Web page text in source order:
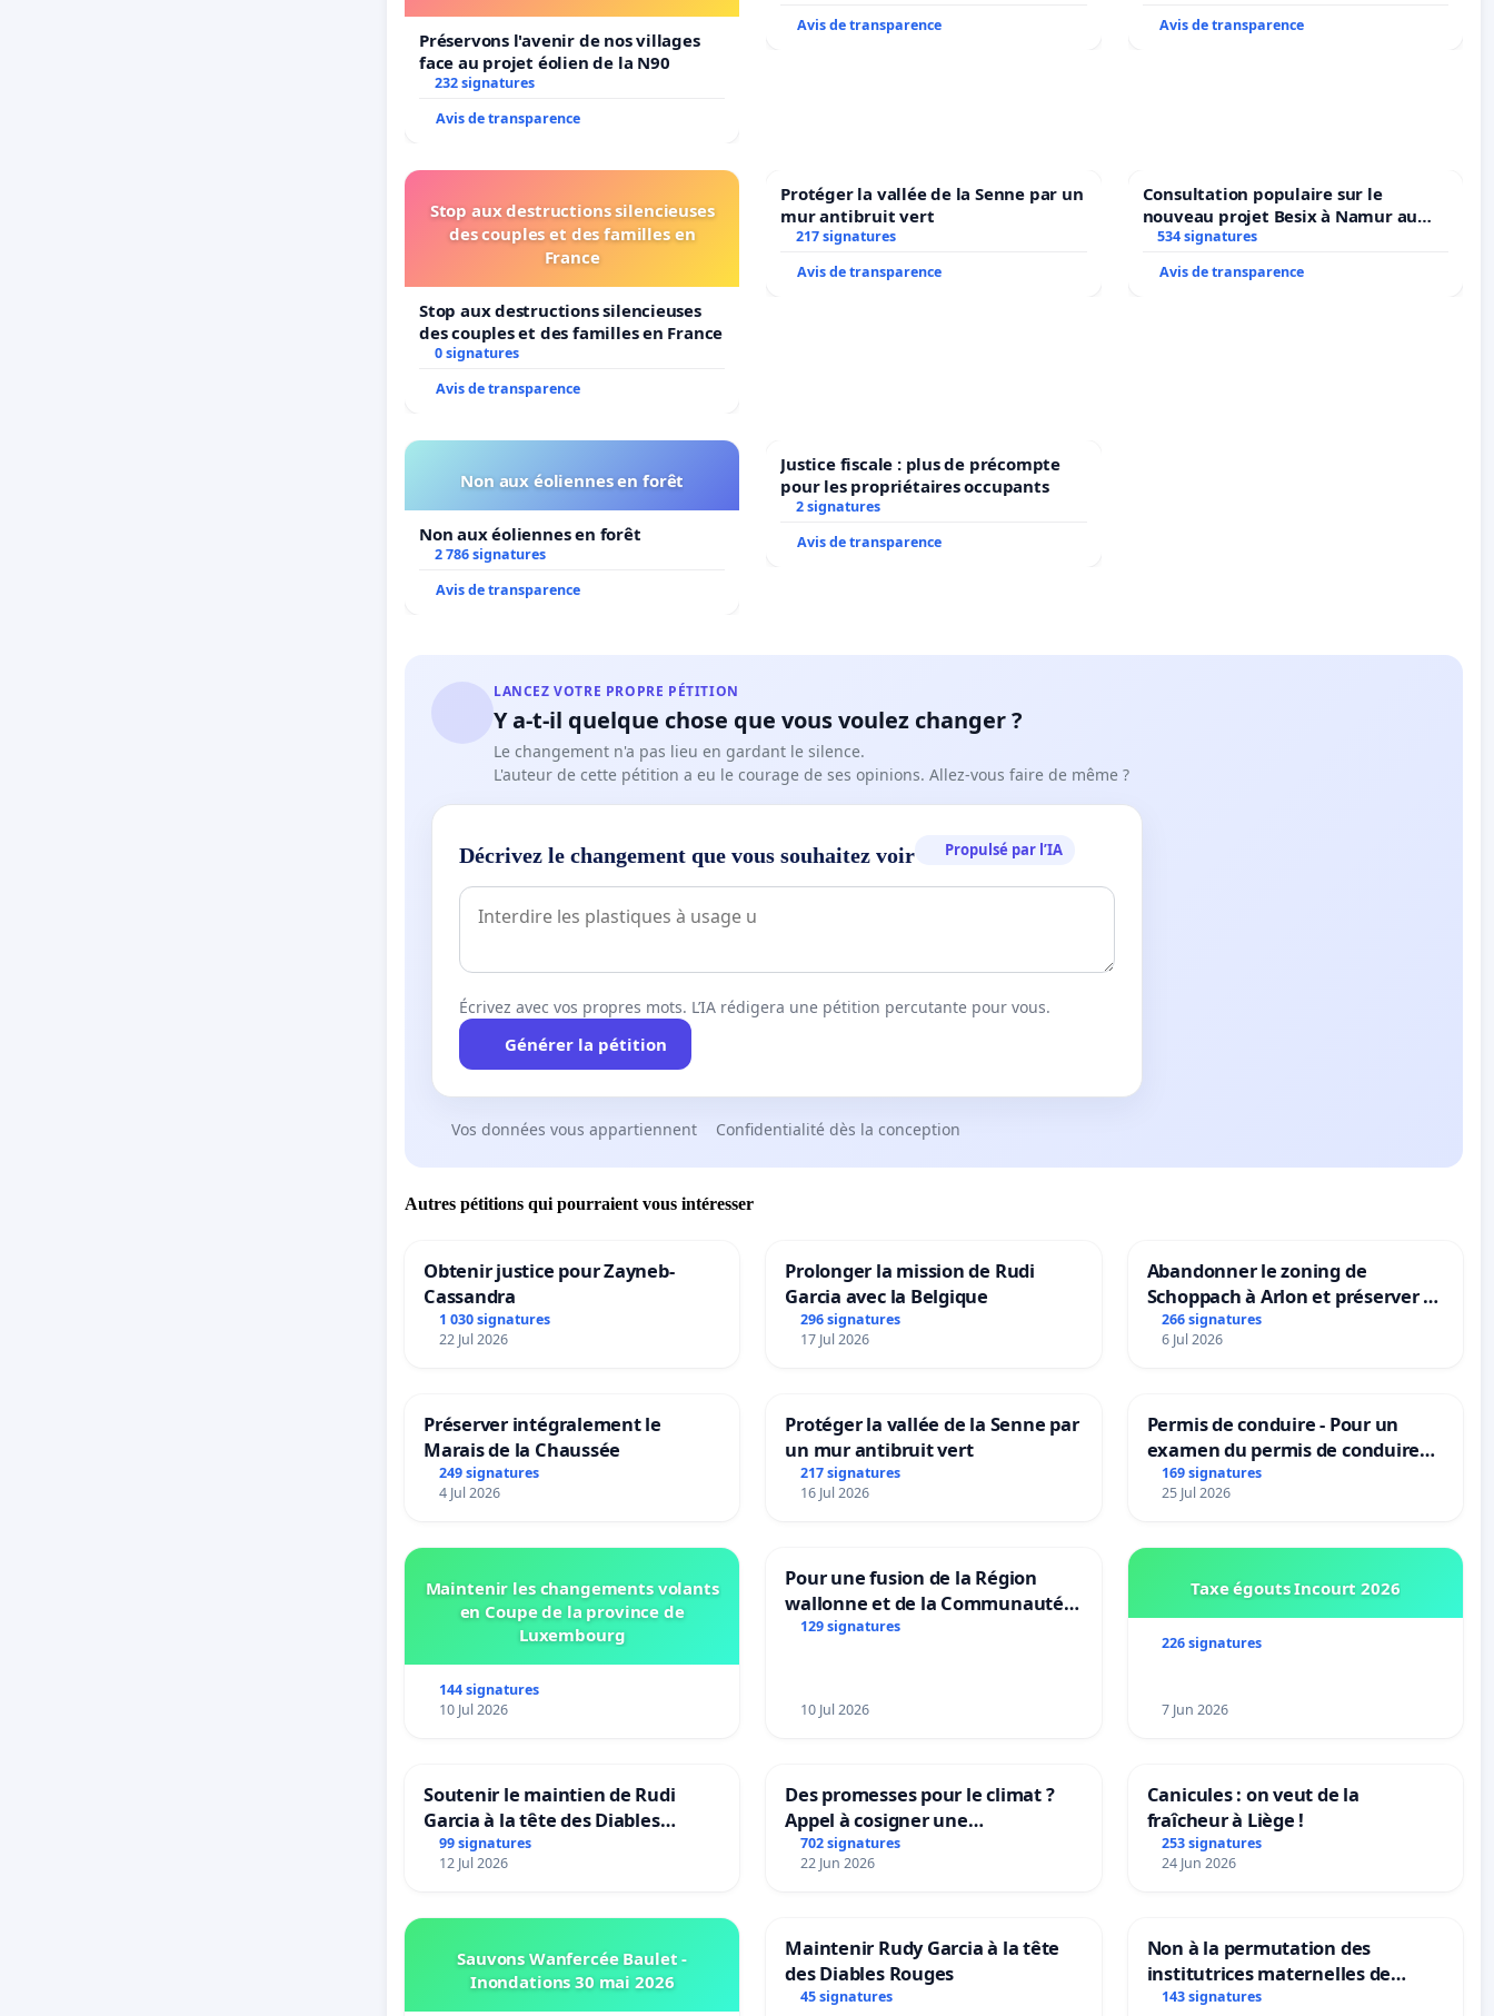
Préservons l'avenir de nos villages
face au projet éolien de la N90
232 signatures
Avis de transparence
Avis de transparence
Avis de transparence
Stop aux destructions silencieuses
des couples et des familles en
France
Stop aux destructions silencieuses
des couples et des familles en France
0 signatures
Avis de transparence
Protéger la vallée de la Senne par un
mur antibruit vert
217 signatures
Avis de transparence
Consultation populaire sur le
nouveau projet Besix à Namur au
Parc Léopold ?
534 signatures
Avis de transparence
Non aux éoliennes en forêt
Non aux éoliennes en forêt
2 786 signatures
Avis de transparence
Justice fiscale : plus de précompte
pour les propriétaires occupants
2 signatures
Avis de transparence
LANCEZ VOTRE PROPRE PÉTITION
Y a-t-il quelque chose que vous voulez changer ?
Le changement n'a pas lieu en gardant le silence.
L'auteur de cette pétition a eu le courage de ses opinions. Allez-vous faire de même ?
Décrivez le changement que vous souhaitez voir Propulsé par l’IA
Écrivez avec vos propres mots. L’IA rédigera une pétition percutante pour vous.
Générer la pétition
Vos données vous appartiennent Confidentialité dès la conception
Autres pétitions qui pourraient vous intéresser
Obtenir justice pour Zayneb-
Cassandra
1 030 signatures
22 Jul 2026
Prolonger la mission de Rudi
Garcia avec la Belgique
296 signatures
17 Jul 2026
Abandonner le zoning de
Schoppach à Arlon et préserver le
site naturel
266 signatures
6 Jul 2026
Préserver intégralement le
Marais de la Chaussée
249 signatures
4 Jul 2026
Protéger la vallée de la Senne par
un mur antibruit vert
217 signatures
16 Jul 2026
Permis de conduire - Pour un
examen du permis de conduire
accessible dans plusieurs langues
à Bruxelles
169 signatures
25 Jul 2026
Maintenir les changements volants
en Coupe de la province de
Luxembourg
144 signatures
10 Jul 2026
Pour une fusion de la Région
wallonne et de la Communauté
française (Fédération Wallonie-
129 signatures
10 Jul 2026
Taxe égouts Incourt 2026
226 signatures
7 Jun 2026
Soutenir le maintien de Rudi
Garcia à la tête des Diables
Rouges |Teken voor het behoud
van Rudi Garcia als bondscoach
99 signatures
12 Jul 2026
Des promesses pour le climat ?
Appel à cosigner une
interpellation des ministres
wallons du climat et de
702 signatures
22 Jun 2026
Canicules : on veut de la
fraîcheur à Liège !
253 signatures
24 Jun 2026
Sauvons Wanfercée Baulet -
Inondations 30 mai 2026
Maintenir Rudy Garcia à la tête
des Diables Rouges
45 signatures
Non à la permutation des
institutrices maternelles de
Bléharies et Laplaigne !
143 signatures